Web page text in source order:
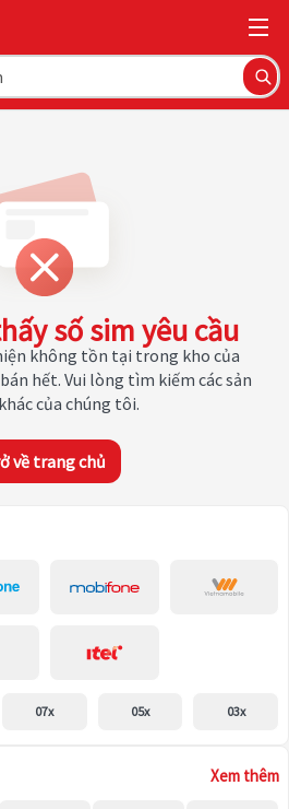
số sim yêu cầu
không tồn tại trong kho của
hết. Vui lòng tìm kiếm các sản
của chúng tôi.
về trang chủ
07x 05x 03x
Xem thêm